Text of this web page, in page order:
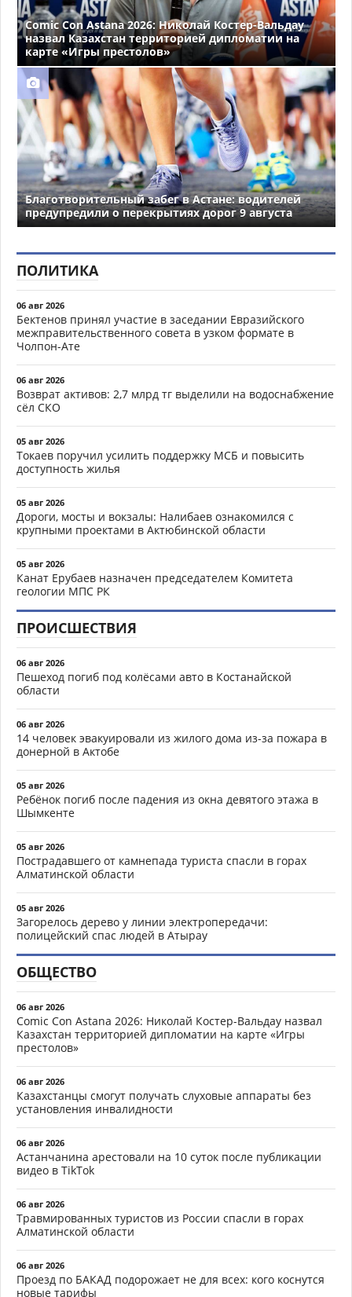
Comic Con Astana 2026: Николай Костер-Вальдау
назвал Казахстан территорией дипломатии на
карте «Игры престолов»
Благотворительный забег в Астане: водителей
предупредили о перекрытиях дорог 9 августа
ПОЛИТИКА
06 авг 2026
Бектенов принял участие в заседании Евразийского
межправительственного совета в узком формате в
Чолпон-Ате
06 авг 2026
Возврат активов: 2,7 млрд тг выделили на водоснабжение
сёл СКО
05 авг 2026
Токаев поручил усилить поддержку МСБ и повысить
доступность жилья
05 авг 2026
Дороги, мосты и вокзалы: Налибаев ознакомился с
крупными проектами в Актюбинской области
05 авг 2026
Канат Ерубаев назначен председателем Комитета
геологии МПС РК
ПРОИСШЕСТВИЯ
06 авг 2026
Пешеход погиб под колёсами авто в Костанайской
области
06 авг 2026
14 человек эвакуировали из жилого дома из-за пожара в
донерной в Актобе
05 авг 2026
Ребёнок погиб после падения из окна девятого этажа в
Шымкенте
05 авг 2026
Пострадавшего от камнепада туриста спасли в горах
Алматинской области
05 авг 2026
Загорелось дерево у линии электропередачи:
полицейский спас людей в Атырау
ОБЩЕСТВО
06 авг 2026
Comic Con Astana 2026: Николай Костер-Вальдау назвал
Казахстан территорией дипломатии на карте «Игры
престолов»
06 авг 2026
Казахстанцы смогут получать слуховые аппараты без
установления инвалидности
06 авг 2026
Астанчанина арестовали на 10 суток после публикации
видео в TikTok
06 авг 2026
Травмированных туристов из России спасли в горах
Алматинской области
06 авг 2026
Проезд по БАКАД подорожает не для всех: кого коснутся
новые тарифы